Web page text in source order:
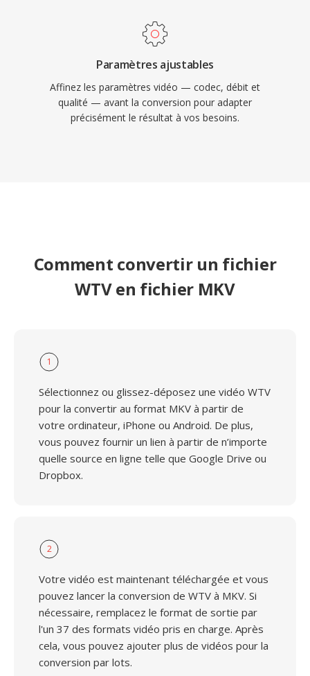
Paramètres ajustables
Affinez les paramètres vidéo — codec, débit et
qualité — avant la conversion pour adapter
précisément le résultat à vos besoins.
Comment convertir un fichier
WTV en fichier MKV
1
Sélectionnez ou glissez-déposez une vidéo WTV
pour la convertir au format MKV à partir de
votre ordinateur, iPhone ou Android. De plus,
vous pouvez fournir un lien à partir de n’importe
quelle source en ligne telle que Google Drive ou
Dropbox.
2
Votre vidéo est maintenant téléchargée et vous
pouvez lancer la conversion de WTV à MKV. Si
nécessaire, remplacez le format de sortie par
l'un 37 des formats vidéo pris en charge. Après
cela, vous pouvez ajouter plus de vidéos pour la
conversion par lots.